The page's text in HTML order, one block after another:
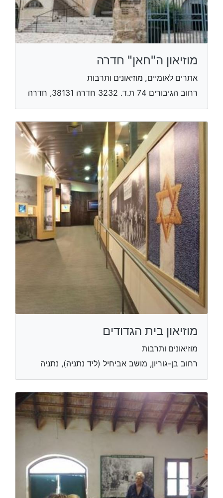
מוזיאון ה"חאן" חדרה
אתרים לאומיים, מוזיאונים ותרבות
רחוב הגיבורים 74 ת.ד. 3232 ​חדרה 38131, חדרה
מוזיאון בית הגדודים
מוזיאונים ותרבות
רחוב בן-גוריון, מושב אביחיל (ליד נתניה), נתניה